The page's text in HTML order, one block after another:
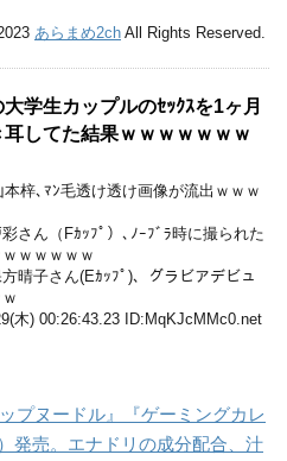
あらまめ2ch All Rights Reserved.
学生カップルのｾｯｸｽを1ヶ月
耳してた結果ｗｗｗｗｗｗｗ
本梓､ﾏﾝ毛透け透け画像が流出ｗｗｗ
彩さん（Fｶｯﾌﾟ）､ﾉｰﾌﾞﾗ時に撮られた
ｗｗｗｗｗ
方晴子さん(Eｶｯﾌﾟ)、グラビアデビュ
木) 00:26:43.23 ID:MqKJcMMc0.net
プヌードル』『ゲーミングカレ
発売。エナドリの成分配合、汁